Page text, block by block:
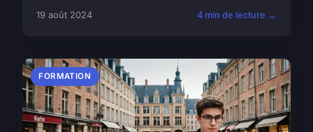
19 août 2024 4 min de lecture →
FORMATION